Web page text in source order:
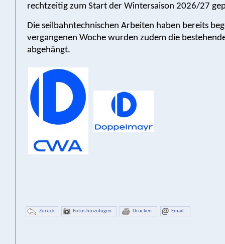
rechtzeitig zum Start der Wintersaison 2026/27
Die seilbahntechnischen Arbeiten haben bereits
vergangenen Woche wurden zudem die
abgehängt.
Zurück Fotos hinzufügen Drucken Email